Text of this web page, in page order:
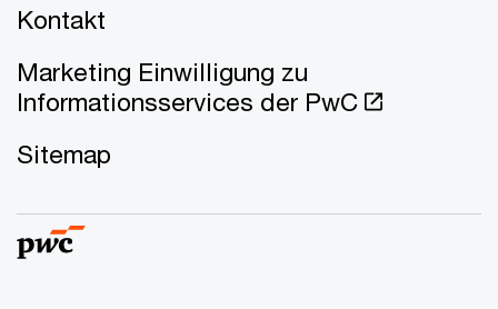
Kontakt
Marketing Einwilligung zu
Informationsservices der PwC
Sitemap